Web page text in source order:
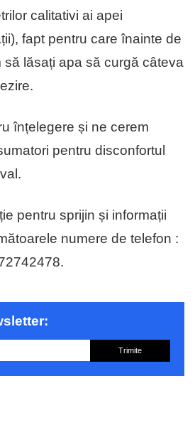
calitativi ai apei
fapt pentru care înainte de
lăsați apa să curgă câteva
înțelegere și ne cerem
pentru disconfortul
pentru sprijin și informații
numere de telefon :
Trimite